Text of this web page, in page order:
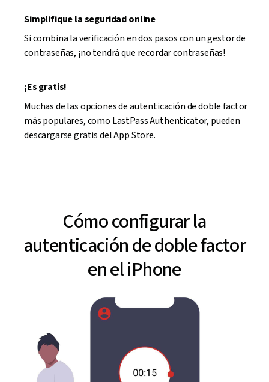
Simplifique la seguridad online
Si combina la verificación en dos pasos con un gestor de
contraseñas, ¡no tendrá que recordar contraseñas!
¡Es gratis!
Muchas de las opciones de autenticación de doble factor
más populares, como LastPass Authenticator, pueden
descargarse gratis del App Store.
Cómo configurar la
autenticación de doble factor
en el iPhone